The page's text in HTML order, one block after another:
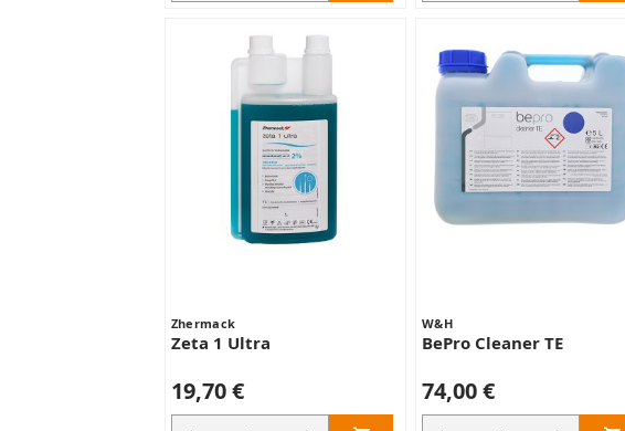
Zhermack
Zeta 1 Ultra
19,70 €
W&H
BePro Cleaner TE
74,00 €